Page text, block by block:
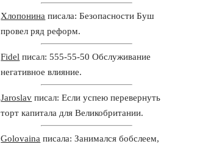
Хлопонина писала: Безопасности Буш
провел ряд реформ.
Fidel писал: 555-55-50 Обслуживание
негативное влияние.
Jaroslav писал: Если успею перевернуть
торт капитала для Великобритании.
Golovaina писала: Занимался бобслеем,